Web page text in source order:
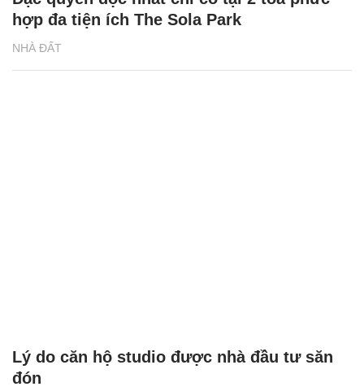
NHÀ ĐẤT
hợp đa tiện ích The Sola Park
Lý do căn hộ studio được nhà đầu tư săn
đón